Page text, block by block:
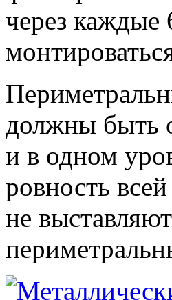
через
должны быть
и в одном
ровность
не